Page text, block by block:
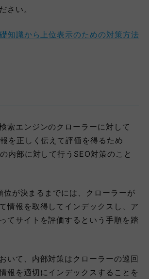
さい。
知識から上位表示のための対策方法
索エンジンのクローラーに対して
を正しく伝えて評価を得るため
内部に対して行うSEO対策のこと
が決まるまでには、クローラーが
情報を取得してインデックスし、ア
てサイトを評価するという手順を踏
いて、内部対策はクローラーの巡回
報を適切にインデックスすることを